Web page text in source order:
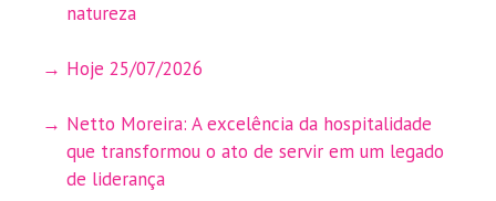
natureza
Hoje 25/07/2026
Netto Moreira: A excelência da hospitalidade
que transformou o ato de servir em um legado
de liderança